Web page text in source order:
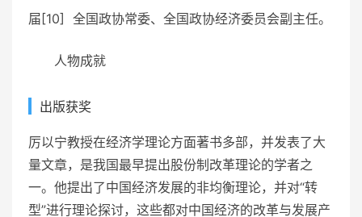
届[10] 全国政协常委、全国政协经济委员会副主任。
人物成就
出版获奖
厉以宁教授在经济学理论方面著书多部，并发表了大
量文章，是我国最早提出股份制改革理论的学者之
一。他提出了中国经济发展的非均衡理论，并对“转
型”进行理论探讨，这些都对中国经济的改革与发展产